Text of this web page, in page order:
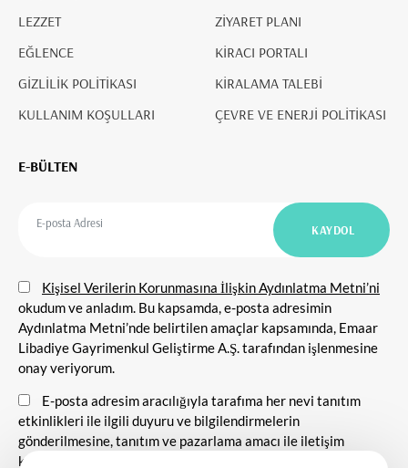
LEZZET
EĞLENCE
GİZLİLİK POLİTİKASI
KULLANIM KOŞULLARI
ZİYARET PLANI
KİRACI PORTALI
KİRALAMA TALEBİ
ÇEVRE VE ENERJİ POLİTİKASI
E-BÜLTEN
Kişisel Verilerin Korunmasına İlişkin Aydınlatma Metni’ni
okudum ve anladım. Bu kapsamda, e-posta adresimin
Aydınlatma Metni’nde belirtilen amaçlar kapsamında, Emaar
Libadiye Gayrimenkul Geliştirme A.Ş. tarafından işlenmesine
onay veriyorum.
E-posta adresim aracılığıyla tarafıma her nevi tanıtım
etkinlikleri ile ilgili duyuru ve bilgilendirmelerin
gönderilmesine, tanıtım ve pazarlama amacı ile iletişim
kurulmasına ve ticari elektronik ileti gönderilmesine onay